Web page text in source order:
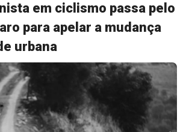
em ciclismo passa pelo
para apelar a mudança
urbana